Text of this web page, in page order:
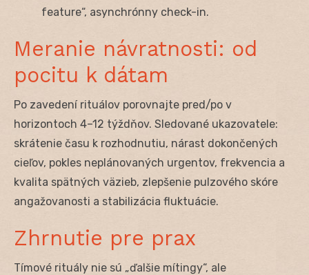
feature“, asynchrónny check-in.
Meranie návratnosti: od
pocitu k dátam
Po zavedení rituálov porovnajte pred/po v
horizontoch 4–12 týždňov. Sledované ukazovatele:
skrátenie času k rozhodnutiu, nárast dokončených
cieľov, pokles neplánovaných urgentov, frekvencia a
kvalita spätných väzieb, zlepšenie pulzového skóre
angažovanosti a stabilizácia fluktuácie.
Zhrnutie pre prax
Tímové rituály nie sú „ďalšie mítingy“, ale